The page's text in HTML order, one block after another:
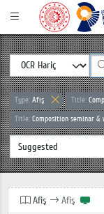
Type: Afiş Title:
Title: Composition seminar &
Afiş Afiş